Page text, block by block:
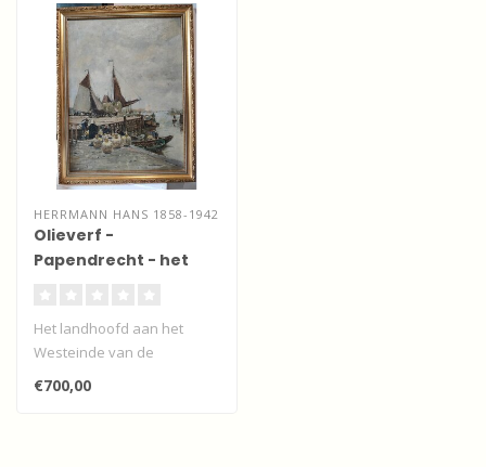
HERRMANN HANS 1858-1942
Olieverf -
Papendrecht - het
Het landhoofd aan het
Westeinde van de
Papendrechtse dijk met
boeren die melkkan..
€700,00